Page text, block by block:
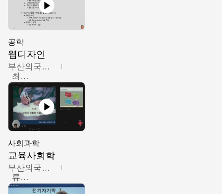
공학
웹디자인
부산외국어대학교
최진오
사회과학
교육사회학
부산외국어대학교
류영철